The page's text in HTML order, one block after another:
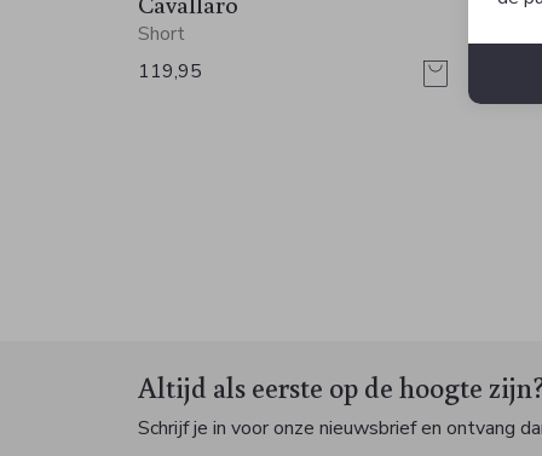
Short
119,95
Altijd als eerste op de hoogte
Schrijf je in voor onze nieuwsbrief en ontvang